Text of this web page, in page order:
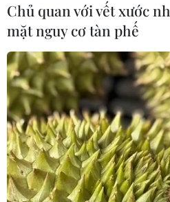
Chủ quan với vết xước
mặt nguy cơ tàn phế